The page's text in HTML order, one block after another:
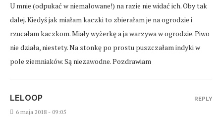
U mnie (odpukać w niemalowane!) na razie nie widać ich. Oby tak
dalej. Kiedyś jak miałam kaczki to zbierałam je na ogrodzie i
rzucałam kaczkom. Miały wyżerkę a ja warzywa w ogrodzie. Piwo
nie działa, niestety. Na stonkę po prostu puszczałam indyki w
pole ziemniaków. Są niezawodne. Pozdrawiam
LELOOP
6 maja 2018 - 09:05
REPLY